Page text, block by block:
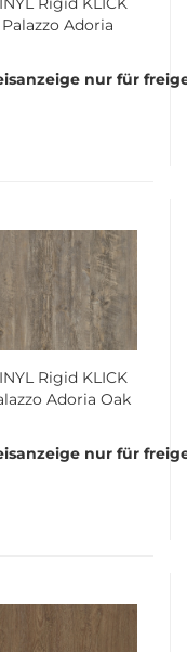
Kunden
Palazzo Adoria
Bund á 2,233 qm
nur für
Kunden
Rigid KLICK
Adoria Oak
qm
nur für